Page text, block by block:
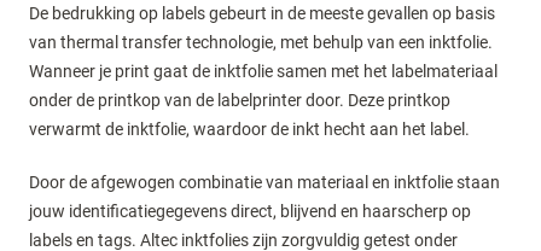
De bedrukking op labels gebeurt in de meeste gevallen op basis
van thermal transfer technologie, met behulp van een inktfolie.
Wanneer je print gaat de inktfolie samen met het labelmateriaal
onder de printkop van de labelprinter door. Deze printkop
verwarmt de inktfolie, waardoor de inkt hecht aan het label.
Door de afgewogen combinatie van materiaal en inktfolie staan
jouw identificatiegegevens direct, blijvend en haarscherp op
labels en tags. Altec inktfolies zijn zorgvuldig getest onder